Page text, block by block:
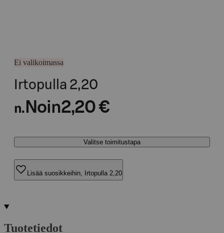
Ei valikoimassa
Irtopulla 2,20
n. Noin2,20 €
Valitse toimitustapa
Lisää suosikkeihin, Irtopulla 2,20
Tuotetiedot